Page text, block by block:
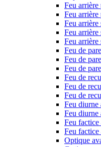
Feu
Feu
Feu
Feu arrière
Feu arrière
Feu de
Feu de
Feu de
Feu de
Feu de
Feu de
Feu diurne
Feu diurne
Feu
Feu factice
Optique